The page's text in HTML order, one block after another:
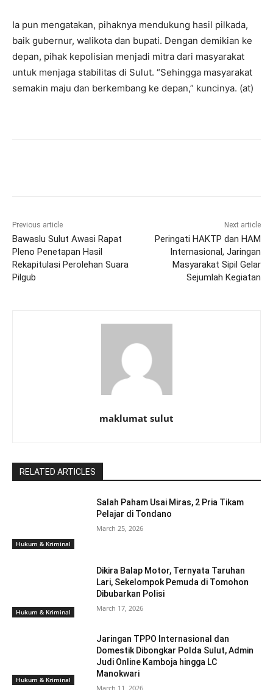
Ia pun mengatakan, pihaknya mendukung hasil pilkada,
baik gubernur, walikota dan bupati. Dengan demikian ke
depan, pihak kepolisian menjadi mitra dari masyarakat
untuk menjaga stabilitas di Sulut. “Sehingga masyarakat
semakin maju dan berkembang ke depan,” kuncinya. (at)
Previous article
Bawaslu Sulut Awasi Rapat
Pleno Penetapan Hasil
Rekapitulasi Perolehan Suara
Pilgub
Next article
Peringati HAKTP dan HAM
Internasional, Jaringan
Masyarakat Sipil Gelar
Sejumlah Kegiatan
maklumat sulut
RELATED ARTICLES
Hukum & Kriminal
Salah Paham Usai Miras, 2 Pria Tikam
Pelajar di Tondano
March 25, 2026
Hukum & Kriminal
Dikira Balap Motor, Ternyata Taruhan
Lari, Sekelompok Pemuda di Tomohon
Dibubarkan Polisi
March 17, 2026
Hukum & Kriminal
Jaringan TPPO Internasional dan
Domestik Dibongkar Polda Sulut, Admin
Judi Online Kamboja hingga LC
Manokwari
March 11, 2026